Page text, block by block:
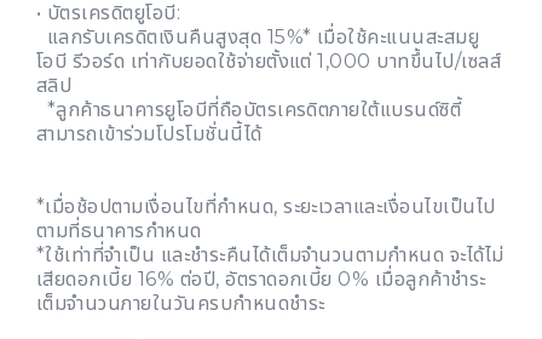
• บัตรเครดิตยูโอบี:
แลกรับเครดิตเงินคืนสูงสุด 15%* เมื่อใช้คะแนนสะสมยู
โอบี รีวอร์ด เท่ากับยอดใช้จ่ายตั้งแต่ 1,000 บาทขึ้นไป/เซลส์
สลิป
*ลูกค้าธนาคารยูโอบีที่ถือบัตรเครดิตภายใต้แบรนด์ซิตี้
สามารถเข้าร่วมโปรโมชั่นนี้ได้
*เมื่อช้อปตามเงื่อนไขที่กำหนด, ระยะเวลาและเงื่อนไขเป็นไป
ตามที่ธนาคารกำหนด
*ใช้เท่าที่จำเป็น และชำระคืนได้เต็มจำนวนตามกำหนด จะได้ไม่
เสียดอกเบี้ย 16% ต่อปี, อัตราดอกเบี้ย 0% เมื่อลูกค้าชำระ
เต็มจำนวนภายในวันครบกำหนดชำระ